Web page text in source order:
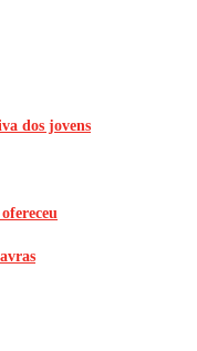
dos jovens